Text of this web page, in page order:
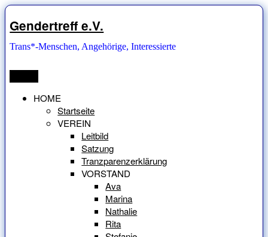
Zum
Inhalt
springen
Gendertreff e.V.
Trans*-Menschen, Angehörige, Interessierte
HOME
Startseite
VEREIN
Leitbild
Satzung
Tranzparenzerklärung
VORSTAND
Ava
Marina
Nathalie
Rita